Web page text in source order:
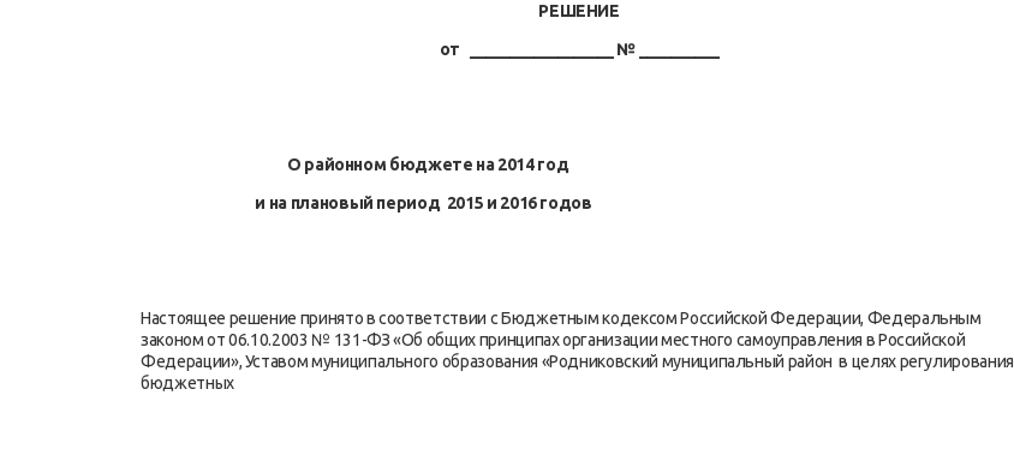
РЕШЕНИЕ
от __________________ № __________
О районном бюджете на 2014 год
и на плановый период 2015 и 2016 годов
Настоящее решение принято в соответствии с Бюджетным кодексом Российской Федерации, Федеральным
законом от 06.10.2003 № 131-ФЗ «Об общих принципах организации местного самоуправления в Российской
Федерации», Уставом муниципального образования «Родниковский муниципальный район в целях регулирования
бюджетных